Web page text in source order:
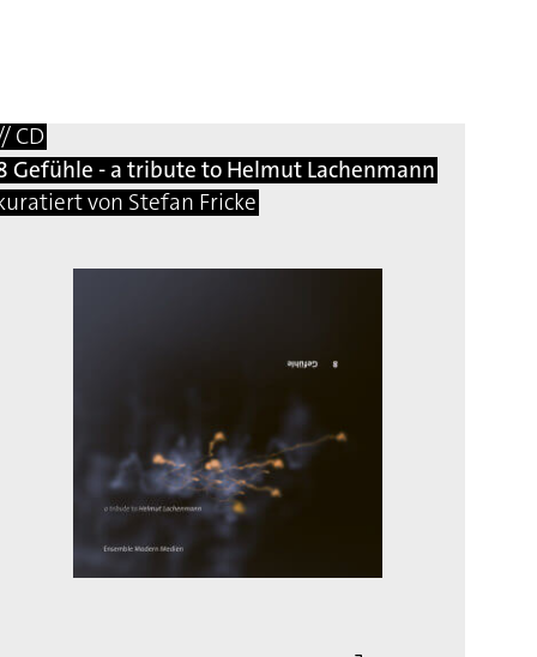
CD
Gefühle - a tribute to Helmut Lachenmann
von Stefan Fricke